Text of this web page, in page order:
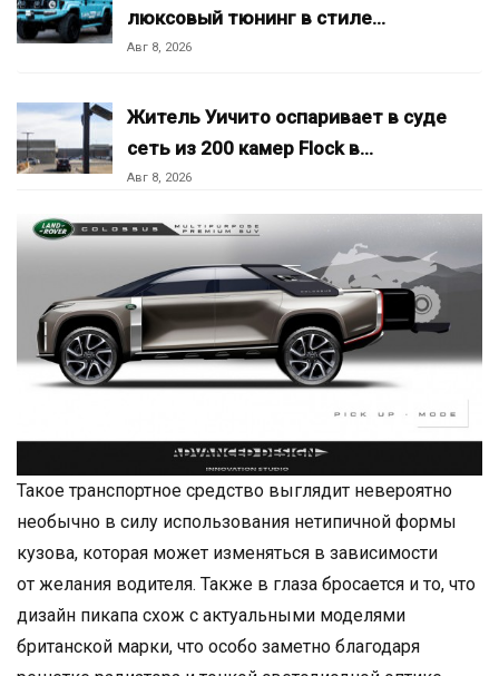
люксовый тюнинг в стиле…
Авг 8, 2026
Житель Уичито оспаривает в суде
сеть из 200 камер Flock в…
Авг 8, 2026
Такое транспортное средство выглядит невероятно
необычно в силу использования нетипичной формы
кузова, которая может изменяться в зависимости
от желания водителя. Также в глаза бросается и то, что
дизайн пикапа схож с актуальными моделями
британской марки, что особо заметно благодаря